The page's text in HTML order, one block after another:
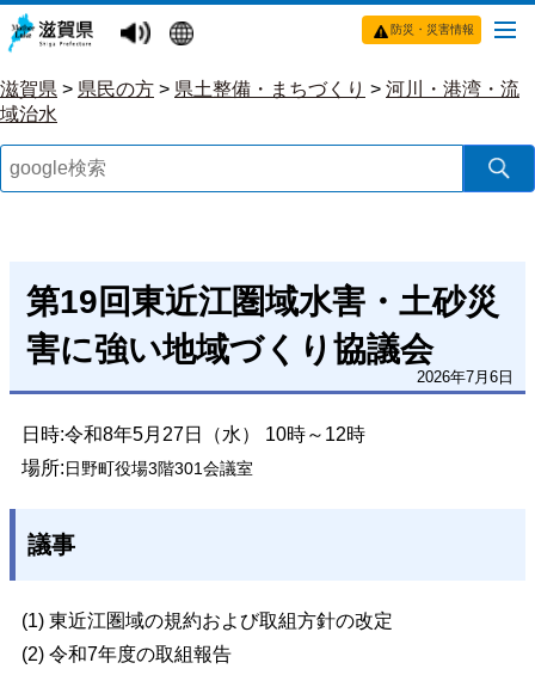
防災・災害情報
滋賀県 > 県民の方 > 県土整備・まちづくり > 河川・港湾・流
域治水
第19回東近江圏域水害・土砂災
害に強い地域づくり協議会
2026年7月6日
日時:令和8年5月27日（水） 10時～12時
場所:日野町役場3階301会議室
議事
(1) 東近江圏域の規約および取組方針の改定
(2) 令和7年度の取組報告